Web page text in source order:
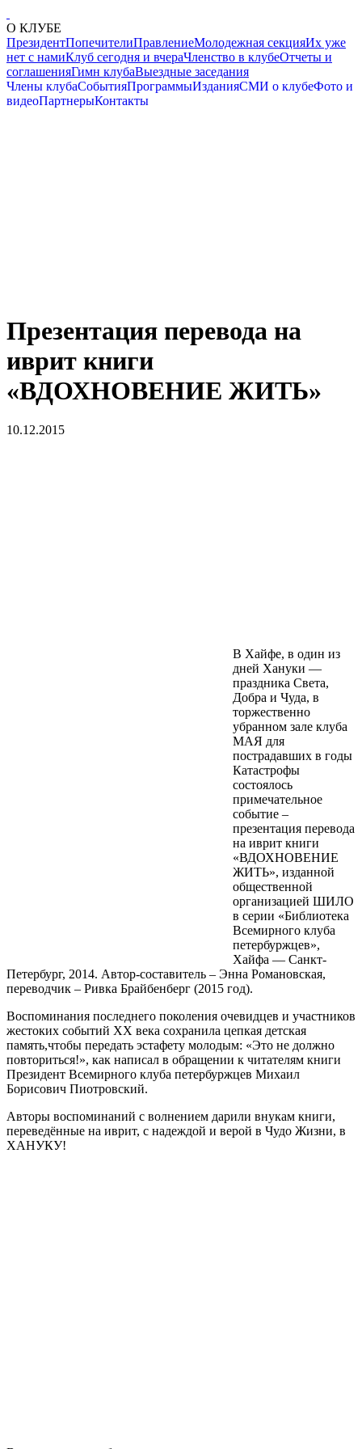
О КЛУБЕ
ПрезидентПопечителиПравлениеМолодежная секцияИх уже
нет с намиКлуб сегодня и вчераЧленство в клубеОтчеты и
соглашенияГимн клубаВыездные заседания
Члены клубаСобытияПрограммыИзданияСМИ о клубеФото и
видеоПартнерыКонтакты
Презентация перевода на
иврит книги
«ВДОХНОВЕНИЕ ЖИТЬ»
10.12.2015
В Хайфе, в один из
дней Хануки —
праздника Света,
Добра и Чуда, в
торжественно
убранном зале клуба
МАЯ для
пострадавших в годы
Катастрофы
состоялось
примечательное
событие –
презентация перевода
на иврит книги
«ВДОХНОВЕНИЕ
ЖИТЬ», изданной
общественной
организацией ШИЛО
в серии «Библиотека
Всемирного клуба
петербуржцев»,
Хайфа — Санкт-
Петербург, 2014. Автор-составитель – Энна Романовская,
переводчик – Ривка Брайбенберг (2015 год).
Воспоминания последнего поколения очевидцев и участников
жестоких событий ХХ века сохранила цепкая детская
память,чтобы передать эстафету молодым: «Это не должно
повториться!», как написал в обращении к читателям книги
Президент Всемирного клуба петербуржцев Михаил
Борисович Пиотровский.
Авторы воспоминаний с волнением дарили внукам книги,
переведённые на иврит, с надеждой и верой в Чудо Жизни, в
ХАНУКУ!